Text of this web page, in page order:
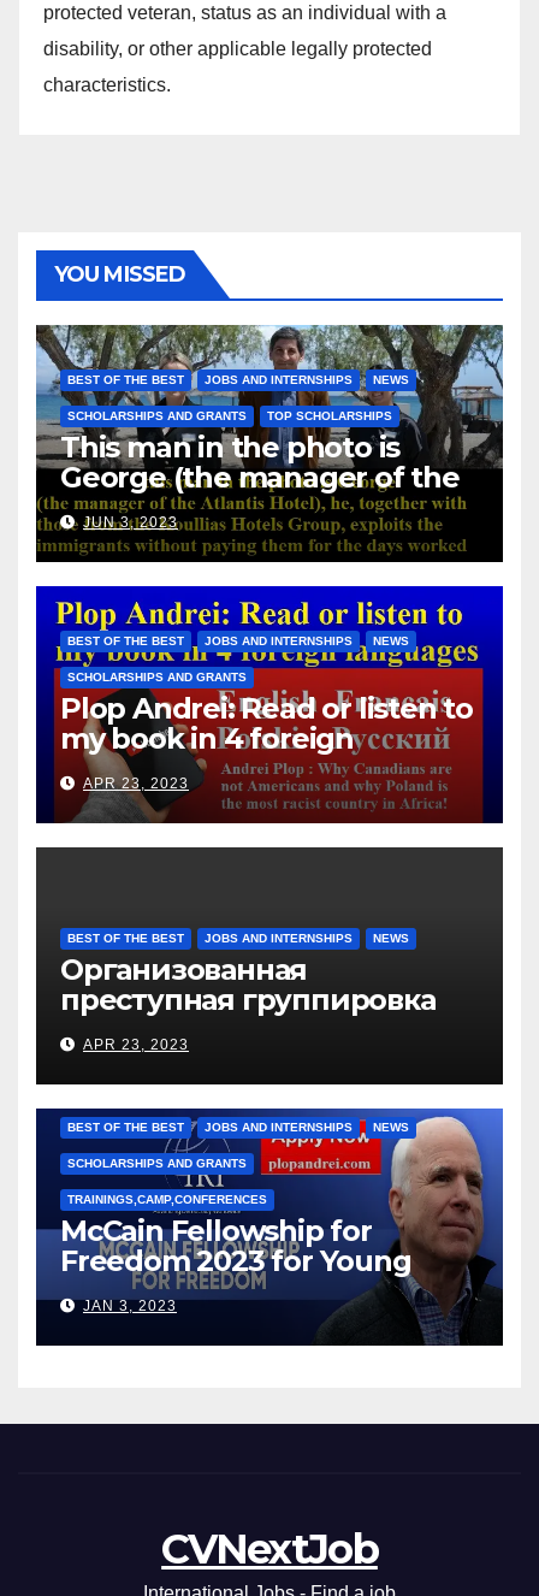
protected veteran, status as an individual with a
disability, or other applicable legally protected
characteristics.
YOU MISSED
BEST OF THE BEST JOBS AND INTERNSHIPS NEWS
SCHOLARSHIPS AND GRANTS TOP SCHOLARSHIPS
This man in the photo is
George (the manager of the
Atlantis Hotel), he, together
with those from the Koullias
Hotels Group, exploits the
immigrants without paying
them for the days worked
JUN 3, 2023
BEST OF THE BEST JOBS AND INTERNSHIPS NEWS
SCHOLARSHIPS AND GRANTS
Plop Andrei: Read or listen to
my book in 4 foreign
languages
APR 23, 2023
BEST OF THE BEST JOBS AND INTERNSHIPS NEWS
Организованная
преступная группировка
под руководством Игоря
Рижкова (Ryzhkov Ihor) и
Марии Соколовой
APR 23, 2023
BEST OF THE BEST JOBS AND INTERNSHIPS NEWS
SCHOLARSHIPS AND GRANTS
TRAININGS,CAMP,CONFERENCES
McCain Fellowship for
Freedom 2023 for Young
Leaders
JAN 3, 2023
CVNextJob